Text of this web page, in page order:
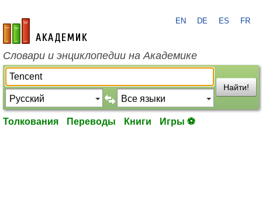
academic.ru
EN DE ES FR
Словари и энциклопедии на Академике
Найти!
Толкования Переводы Книги Игры ⚽